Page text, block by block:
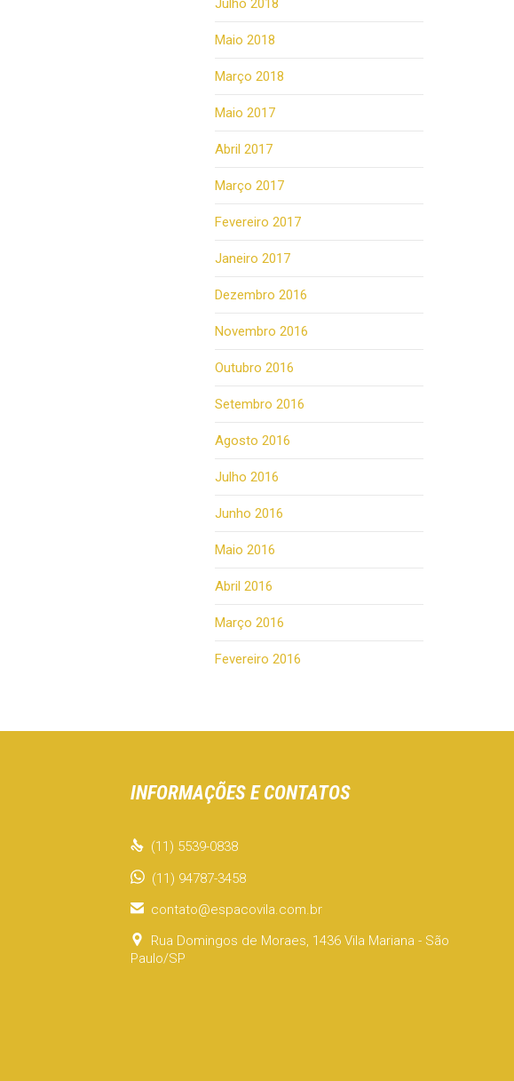
Julho 2018
Maio 2018
Março 2018
Maio 2017
Abril 2017
Março 2017
Fevereiro 2017
Janeiro 2017
Dezembro 2016
Novembro 2016
Outubro 2016
Setembro 2016
Agosto 2016
Julho 2016
Junho 2016
Maio 2016
Abril 2016
Março 2016
Fevereiro 2016
INFORMAÇÕES E CONTATOS
 (11) 5539-0838
(11) 94787-3458
 contato@espacovila.com.br

Rua Domingos de Moraes, 1436 Vila Mariana - São
Paulo/SP